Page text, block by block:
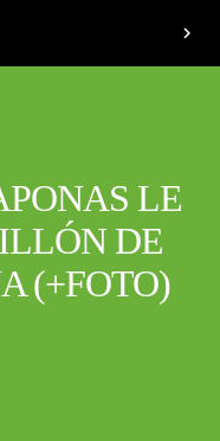
chevron_right
LE
DE
(+FOTO)